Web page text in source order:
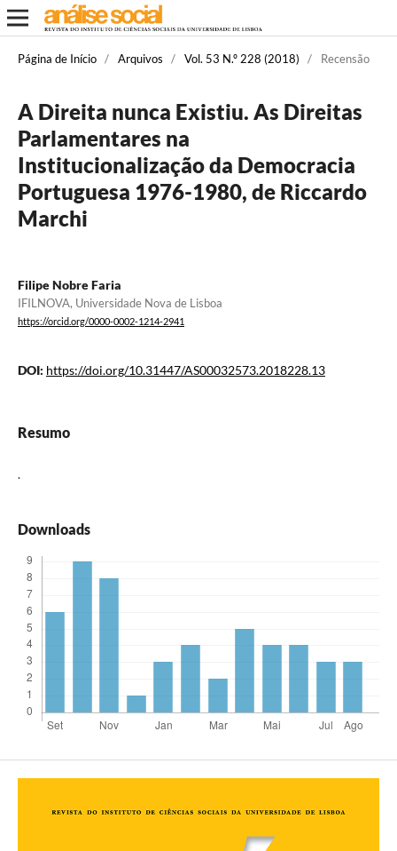
Página de Início / Arquivos / Vol. 53 N.º 228 (2018) / Recensão
A Direita nunca Existiu. As Direitas
Parlamentares na
Institucionalização da Democracia
Portuguesa 1976-1980, de Riccardo
Marchi
Filipe Nobre Faria
IFILNOVA, Universidade Nova de Lisboa
https://orcid.org/0000-0002-1214-2941
DOI: https://doi.org/10.31447/AS00032573.2018228.13
Resumo
.
Downloads